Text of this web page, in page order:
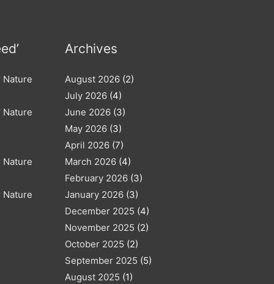
Nature
Nature
Nature
Nature
Archives
August 2026(2)
July 2026(4)
June 2026(3)
May 2026(3)
April 2026(7)
March 2026(4)
February 2026(3)
January 2026(3)
December 2025 (4)
November 2025 (2)
October 2025 (2)
September 2025 (5)
August 2025 (1)